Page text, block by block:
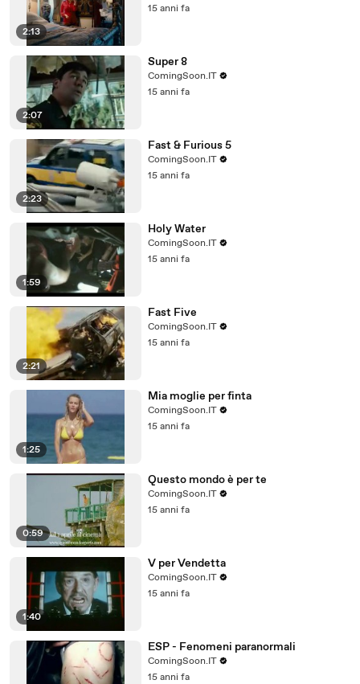
2:13
15 anni fa
2:07
Super 8
ComingSoon.IT
15 anni fa
2:23
Fast & Furious 5
ComingSoon.IT
15 anni fa
1:59
Holy Water
ComingSoon.IT
15 anni fa
2:21
Fast Five
ComingSoon.IT
15 anni fa
1:25
Mia moglie per finta
ComingSoon.IT
15 anni fa
0:59
Questo mondo è per te
ComingSoon.IT
15 anni fa
1:40
V per Vendetta
ComingSoon.IT
15 anni fa
ESP - Fenomeni paranormali
ComingSoon.IT
15 anni fa